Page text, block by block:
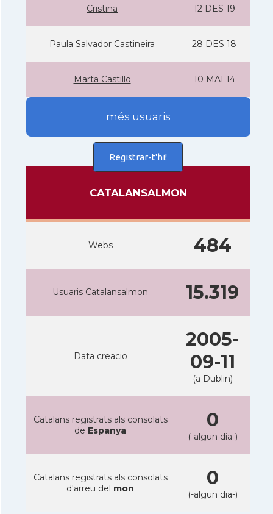
Cristina 12 DES 19
Paula Salvador Castineira 28 DES 18
Marta Castillo 10 MAI 14
més usuaris
Registrar-t'hi!
CATALANSALMON
Webs 484
Usuaris Catalansalmon 15.319
Data creacio
2005-
09-11
(a Dublin)
Catalans registrats als consolats
de Espanya 0
(-algun dia-)
Catalans registrats als consolats
d'arreu del mon 0
(-algun dia-)